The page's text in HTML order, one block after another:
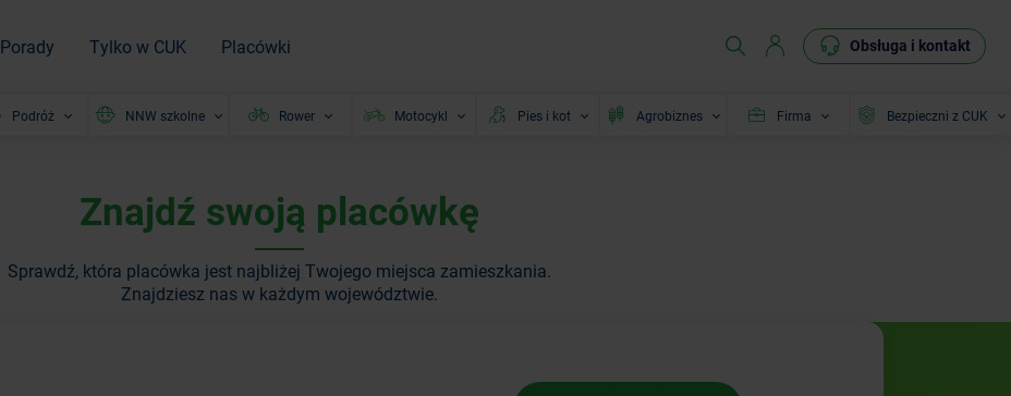
Porady Tylko w CUK Placówki Obsługa i kontakt
Podróż NNW szkolne Rower Motocykl Pies i kot Agrobiznes Firma Bezpieczni z CUK
Znajdź swoją placówkę
Sprawdź, która placówka jest najbliżej Twojego miejsca zamieszkania.
Znajdziesz nas w każdym województwie.